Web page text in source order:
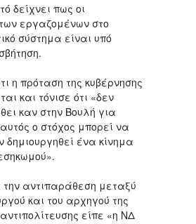
δείχνει πως οι
εργαζομένων στο
σύστημα είναι υπό
η πρόταση της κυβέρνησης
και τόνισε ότι «δεν
καν στην Βουλή για
ο στόχος μπορεί να
δημιουργηθεί ένα κίνημα
αντιπαράθεση μεταξύ
και του αρχηγού της
είπε «η ΝΔ